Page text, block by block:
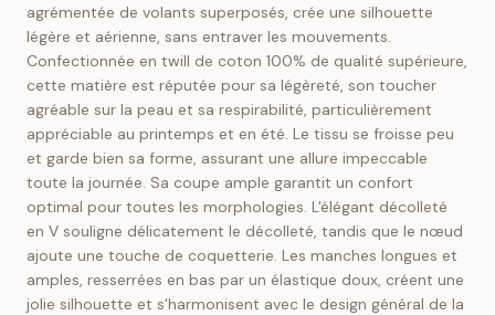
agrémentée de volants superposés, crée une silhouette
légère et aérienne, sans entraver les mouvements.
Confectionnée en twill de coton 100% de qualité supérieure,
cette matière est réputée pour sa légèreté, son toucher
agréable sur la peau et sa respirabilité, particulièrement
appréciable au printemps et en été. Le tissu se froisse peu
et garde bien sa forme, assurant une allure impeccable
toute la journée. Sa coupe ample garantit un confort
optimal pour toutes les morphologies. L'élégant décolleté
en V souligne délicatement le décolleté, tandis que le nœud
ajoute une touche de coquetterie. Les manches longues et
amples, resserrées en bas par un élastique doux, créent une
jolie silhouette et s'harmonisent avec le design général de la